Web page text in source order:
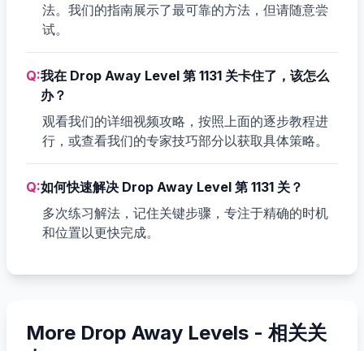
法。我们的指南展示了最可靠的方法，但请随意尝
试。
Q:我在 Drop Away Level 第 1131 关卡住了，该怎么
办？
观看我们的详细视频攻略，按照上面的逐步教程进
行，或查看我们的专家技巧部分以获取具体策略。
Q:如何快速解决 Drop Away Level 第 1131 关？
多次练习解法，记住关键步骤，专注于精确的时机
和位置以更快完成。
More Drop Away Levels - 相关关